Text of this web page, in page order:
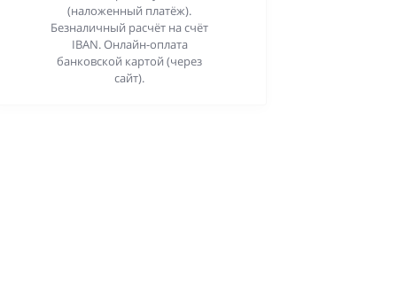
(наложенный платёж).
Безналичный расчёт на счёт
IBAN. Онлайн-оплата
банковской картой (через
сайт).